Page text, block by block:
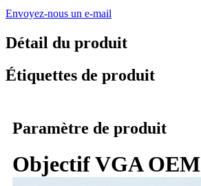
Envoyez-nous un e-mail
Détail du produit
Étiquettes de produit
Paramètre de produit
Objectif VGA OEM